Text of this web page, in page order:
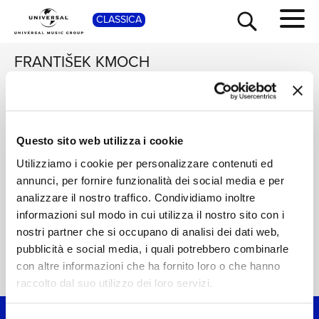
Questo sito web utilizza i cookie
Utilizziamo i cookie per personalizzare contenuti ed
annunci, per fornire funzionalità dei social media e per
analizzare il nostro traffico. Condividiamo inoltre
informazioni sul modo in cui utilizza il nostro sito con i
nostri partner che si occupano di analisi dei dati web,
pubblicità e social media, i quali potrebbero combinarle
con altre informazioni che ha fornito loro o che hanno
raccolto dal suo utilizzo dei loro servizi.
CLASSICA
FRANTIŠEK KMOCH
ANDRÉ RIEU
Schönbrunn, Vienna
Home Classica > František Kmoch
SHOP
TOUR
NEWS
RICERCA
CHI SIAMO
CONTATTI
NEWSLETTER